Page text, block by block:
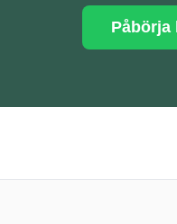
Påbörja